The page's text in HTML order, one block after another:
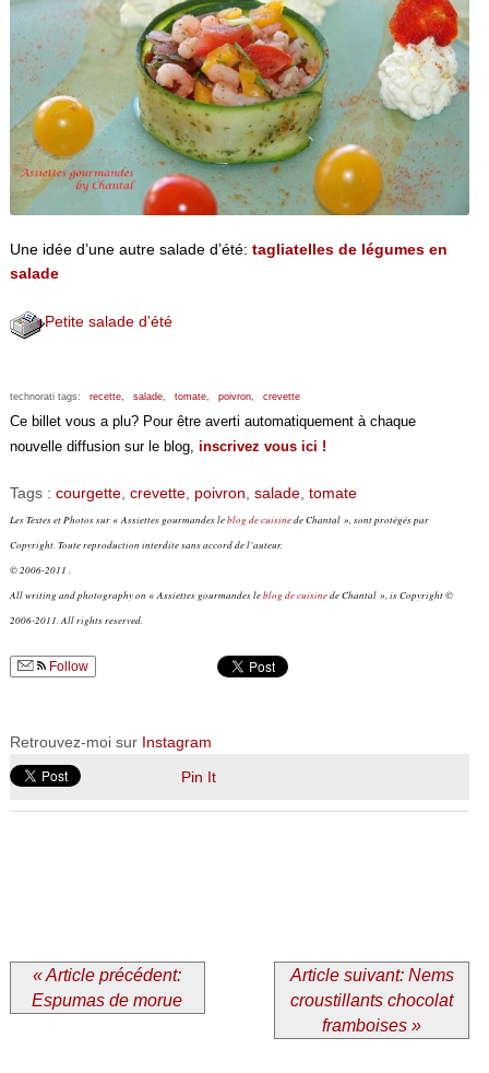
Une idée d’une autre salade d’été: tagliatelles de légumes en
salade
Petite salade d’été
technorati tags: recette, salade, tomate, poivron, crevette
Ce billet vous a plu? Pour être averti automatiquement à chaque
nouvelle diffusion sur le blog, inscrivez vous ici !
Tags : courgette, crevette, poivron salade, tomate
Les Textes et Photos sur « Assiettes gourmandes leblog de cuisinede Chantal », sont protégés par
Copyright. Toute reproduction interdite sans accord de l’auteur.
© 2006-2011 .
All writing and photography on « Assiettes gourmandes leblog de cuisinede Chantal », is Copyright ©
2006-2011. All rights reserved.
Follow
Retrouvez-moi sur Instagram
Pin It
« Article précédent:
Espumas de morue
Article suivant: Nems
croustillants chocolat
framboises »